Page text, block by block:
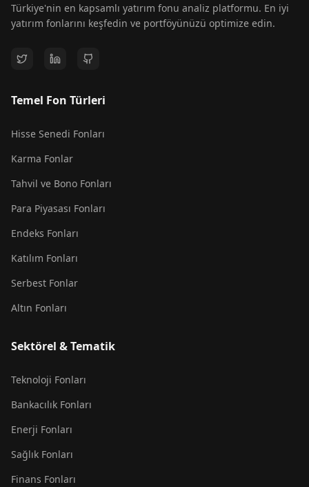
Türkiye'nin en kapsamlı yatırım fonu analiz platformu. En iyi
yatırım fonlarını keşfedin ve portföyünüzü optimize edin.
Temel Fon Türleri
Hisse Senedi Fonları
Karma Fonlar
Tahvil ve Bono Fonları
Para Piyasası Fonları
Endeks Fonları
Katılım Fonları
Serbest Fonlar
Altın Fonları
Sektörel & Tematik
Teknoloji Fonları
Bankacılık Fonları
Enerji Fonları
Sağlık Fonları
Finans Fonları